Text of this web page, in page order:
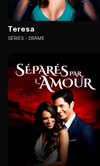
Teresa
SÉRIES DRAME